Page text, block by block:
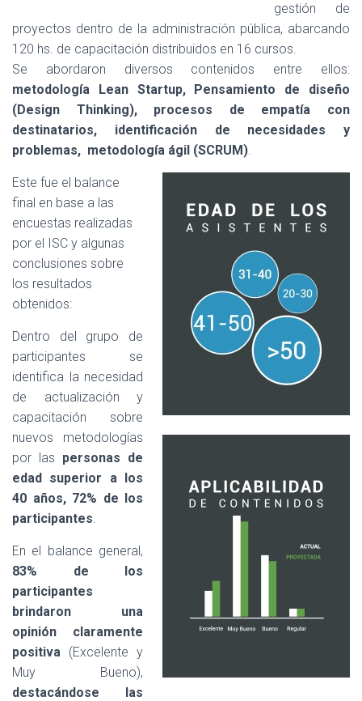
gestión de
proyectos dentro de la administración pública, abarcando
120 hs. de capacitación distribuidos en 16 cursos.
Se abordaron diversos contenidos entre ellos:
metodología Lean Startup, Pensamiento de diseño
(Design Thinking), procesos de empatía con
destinatarios, identificación de necesidades y
problemas, metodología ágil (SCRUM).
Este fue el balance
final en base a las
encuestas realizadas
por el ISC y algunas
conclusiones sobre
los resultados
obtenidos:
Dentro del grupo de
participantes se
identifica la necesidad
de actualización y
capacitación sobre
nuevos metodologías
por las personas de
edad superior a los
40 años, 72% de los
participantes.
En el balance general,
83% de los
participantes
brindaron una
opinión claramente
positiva (Excelente y
Muy Bueno),
destacándose las